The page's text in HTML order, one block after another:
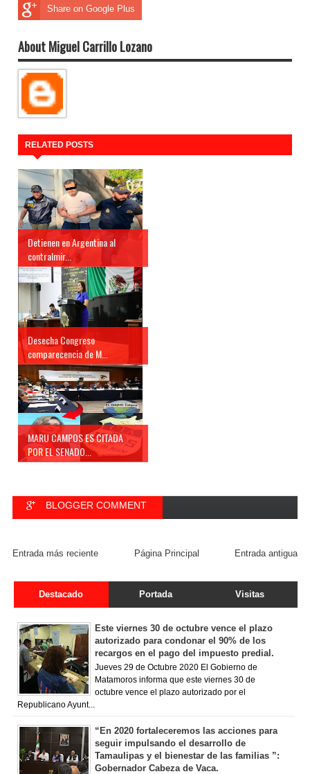
Share on Google Plus
About Miguel Carrillo Lozano
RELATED POSTS
Detienen en Argentina al
contralmir...
Desecha Congreso
comparecencia de M...
MARU CAMPOS ES CITADA
POR EL SENADO...
BLOGGER COMMENT
Entrada más reciente Entrada antigua
Página Principal
Destacado Portada Visitas
Este viernes 30 de octubre vence el plazo
autorizado para condonar el 90% de los
recargos en el pago del impuesto predial.
Jueves 29 de Octubre 2020 El Gobierno de
Matamoros informa que este viernes 30 de
octubre vence el plazo autorizado por el
Republicano Ayunt...
“En 2020 fortaleceremos las acciones para
seguir impulsando el desarrollo de
Tamaulipas y el bienestar de las familias ”:
Gobernador Cabeza de Vaca.